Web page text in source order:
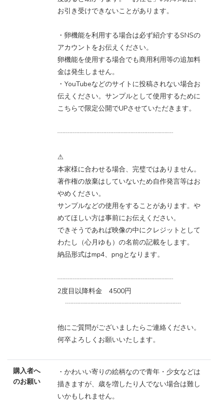
お引き受けできないことがあります。
・卵機能を利用する場合は必ず紹介するSNSの
アカウントをお伝えください。
卵機能を使用する場合でも商用利用等の追加料
金は発生しません。
・YouTubeなどのサイトに投稿されない場合お
伝えください。サンプルとして使用するために
こちらで限定公開でUPさせていただきます。
┈┈┈┈┈┈┈┈┈┈┈┈┈┈┈┈┈
⚠︎
本家様に合わせる場合、完璧ではありません。
著作権の放棄はしていないため自作発言等はお
やめください。
サンプルなどの使用をすることがあります。や
めてほしい方は事前にお伝えください。
できそうであれば映像の中にクレジットとして
わたし（心月ゆも）の名前の記載をします。
納品形式はmp4、pngとなります。
┈┈┈┈┈┈┈┈┈┈┈┈┈┈┈┈┈
2度目以降料金 4500円
┈┈┈┈┈┈┈┈┈┈┈┈┈┈┈┈┈
他にご質問がございましたらご連絡ください。
何卒よろしくお願いいたします。
購入者へ
のお願い
・かわいい寄りの絵柄なので青年・少女などは
描きますが、歳を増したり人でない場合は難し
いかもしれません。